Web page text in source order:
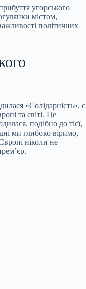
угорського
містом,
політичних
«Солідарність», є
та світі. Це
подібно до тієї,
ми глибоко віримо,
ніколи не